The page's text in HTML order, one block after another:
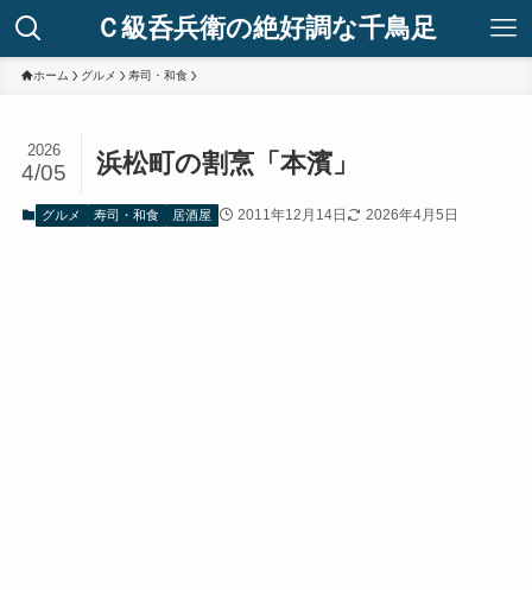
Ｃ級呑兵衛の絶好調な千鳥足
ホーム グルメ 寿司・和食
浜松町の割烹「本濱」
2026
4/05
グルメ 寿司・和食 居酒屋 2011年12月14日 2026年4月5日